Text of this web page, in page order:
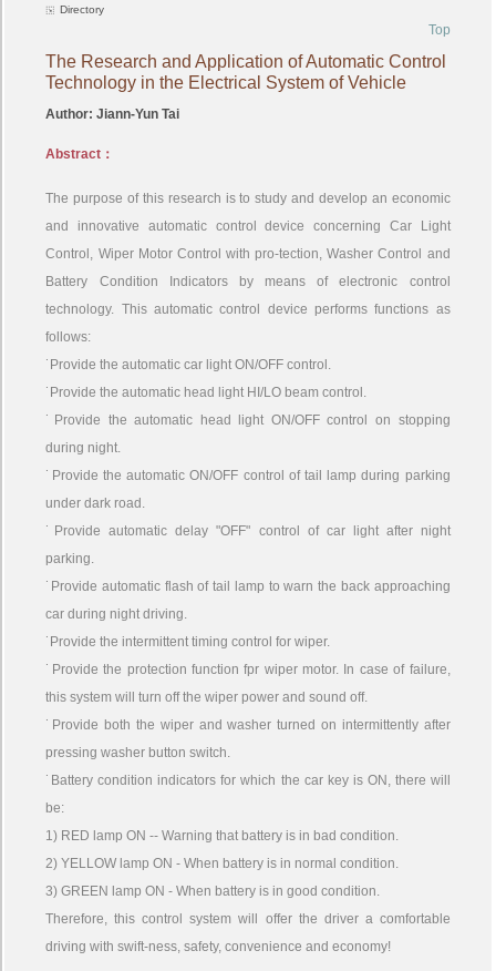
Directory
Top
The Research and Application of Automatic Control
Technology in the Electrical System of Vehicle
Author: Jiann-Yun Tai
Abstract：
The purpose of this research is to study and develop an economic
and innovative automatic control device concerning Car Light
Control, Wiper Motor Control with pro-tection, Washer Control and
Battery Condition Indicators by means of electronic control
technology. This automatic control device performs functions as
follows:
˙Provide the automatic car light ON/OFF control.
˙Provide the automatic head light HI/LO beam control.
˙Provide the automatic head light ON/OFF control on stopping
during night.
˙Provide the automatic ON/OFF control of tail lamp during parking
under dark road.
˙Provide automatic delay "OFF" control of car light after night
parking.
˙Provide automatic flash of tail lamp to warn the back approaching
car during night driving.
˙Provide the intermittent timing control for wiper.
˙Provide the protection function fpr wiper motor. In case of failure,
this system will turn off the wiper power and sound off.
˙Provide both the wiper and washer turned on intermittently after
pressing washer button switch.
˙Battery condition indicators for which the car key is ON, there will
be:
1) RED lamp ON -- Warning that battery is in bad condition.
2) YELLOW lamp ON - When battery is in normal condition.
3) GREEN lamp ON - When battery is in good condition.
Therefore, this control system will offer the driver a comfortable
driving with swift-ness, safety, convenience and economy!